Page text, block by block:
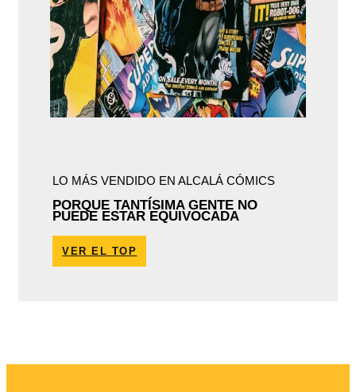
LO MÁS VENDIDO EN ALCALÁ CÓMICS
PORQUE TANTÍSIMA GENTE NO
PUEDE ESTAR EQUIVOCADA
VER EL TOP